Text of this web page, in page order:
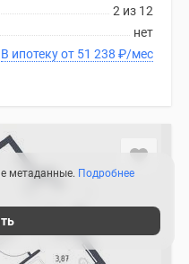
2 из 12
нет
В ипотеку от 51 238 ₽/мес
метаданные. Подробнее